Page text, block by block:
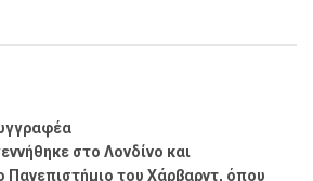
στο Λονδίνο και
του Χάρβαρντ, όπου